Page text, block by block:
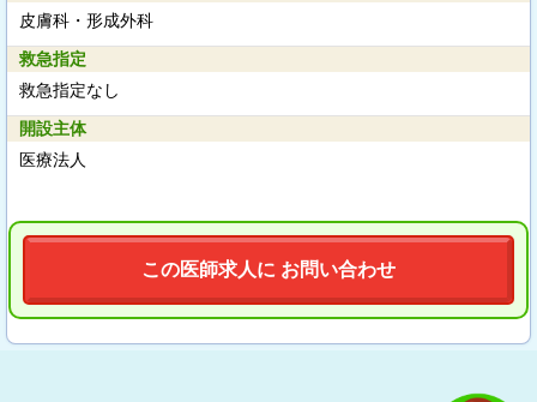
皮膚科・形成外科
救急指定
救急指定なし
開設主体
医療法人
この医師求人に お問い合わせ